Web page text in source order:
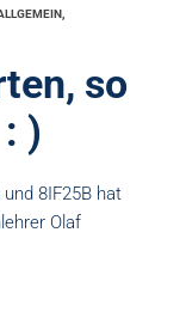
so
)
8IF25B hat
Olaf